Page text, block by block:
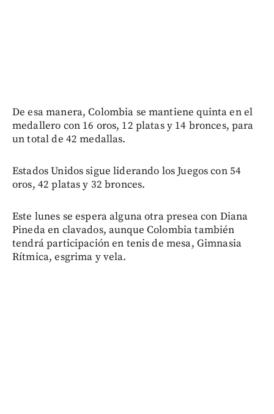
De esa manera, Colombia se mantiene quinta en el
medallero con 16 oros, 12 platas y 14 bronces, para
un total de 42 medallas.
Estados Unidos sigue liderando los Juegos con 54
oros, 42 platas y 32 bronces.
Este lunes se espera alguna otra presea con Diana
Pineda en clavados, aunque Colombia también
tendrá participación en tenis de mesa, Gimnasia
Rítmica, esgrima y vela.